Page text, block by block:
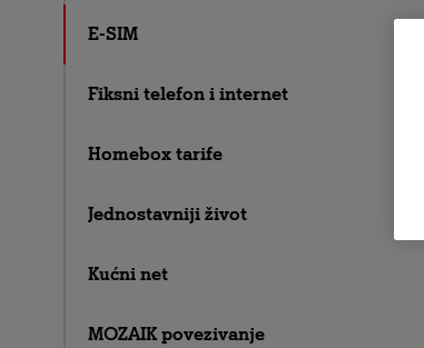
E-SIM
Fiksni telefon i internet
Homebox tarife
Jednostavniji život
Kućni net
MOZAIK povezivanje